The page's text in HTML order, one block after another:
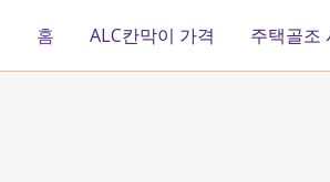
홈 ALC칸막이 가격 주택골조